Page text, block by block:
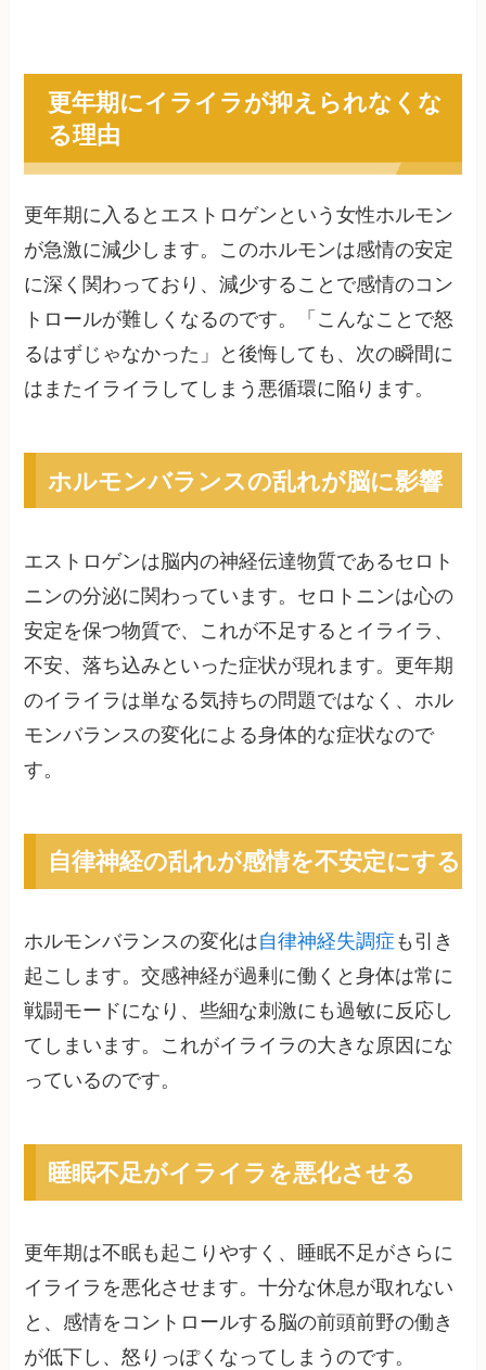
更年期にイライラが抑えられなくな
る理由
更年期に入るとエストロゲンという女性ホルモン
が急激に減少します。このホルモンは感情の安定
に深く関わっており、減少することで感情のコン
トロールが難しくなるのです。「こんなことで怒
るはずじゃなかった」と後悔しても、次の瞬間に
はまたイライラしてしまう悪循環に陥ります。
ホルモンバランスの乱れが脳に影響
エストロゲンは脳内の神経伝達物質であるセロト
ニンの分泌に関わっています。セロトニンは心の
安定を保つ物質で、これが不足するとイライラ、
不安、落ち込みといった症状が現れます。更年期
のイライラは単なる気持ちの問題ではなく、ホル
モンバランスの変化による身体的な症状なので
す。
自律神経の乱れが感情を不安定にする
ホルモンバランスの変化は自律神経失調症 も引き
起こします。交感神経が過剰に働くと身体は常に
戦闘モードになり、些細な刺激にも過敏に反応し
てしまいます。これがイライラの大きな原因にな
っているのです。
睡眠不足がイライラを悪化させる
更年期は不眠も起こりやすく、睡眠不足がさらに
イライラを悪化させます。十分な休息が取れない
と、感情をコントロールする脳の前頭前野の働き
が低下し、怒りっぽくなってしまうのです。